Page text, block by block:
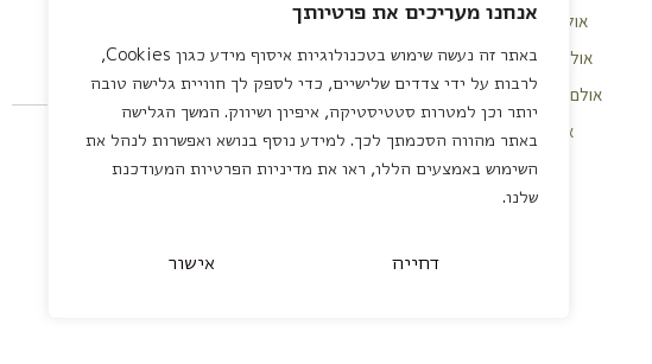
אנחנו מעריכים את פרטיותך
באתר זה נעשה שימוש בטכנולוגיות איסוף מידע כגון Cookies,
לרבות על ידי צדדים שלישיים, כדי לספק לך חוויית גלישה טובה
יותר וכן למטרות סטטיסטיקה, איפיון ושיווק. המשך הגלישה
באתר מהווה הסכמתך לכך. למידע נוסף בנושא ואפשרות לנהל את
השימוש באמצעים הללו, ראו את מדיניות הפרטיות המעודכנת
שלנו.
דחייה אישור
אולם תצוגה חיפה – 04-8422642
אולם תצוגה הרצליה – 03-7581111
אולם תצוגה ראשון לציון – 03-7581111
אימייל - service@ellita.co.il